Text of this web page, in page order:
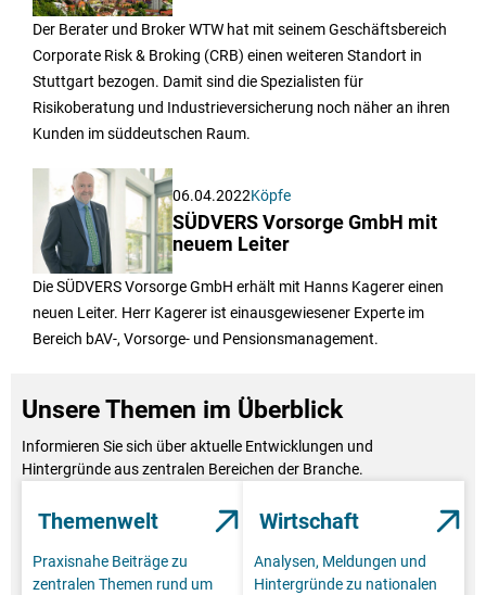
Der Berater und Broker WTW hat mit seinem Geschäftsbereich
Corporate Risk & Broking (CRB) einen weiteren Standort in
Stuttgart bezogen. Damit sind die Spezialisten für
Risikoberatung und Industrieversicherung noch näher an ihren
Kunden im süddeutschen Raum.
06.04.2022Köpfe
SÜDVERS Vorsorge GmbH mit
neuem Leiter
Die SÜDVERS Vorsorge GmbH erhält mit Hanns Kagerer einen
neuen Leiter. Herr Kagerer ist einausgewiesener Experte im
Bereich bAV-, Vorsorge- und Pensionsmanagement.
Unsere Themen im Überblick
Informieren Sie sich über aktuelle Entwicklungen und
Hintergründe aus zentralen Bereichen der Branche.
Themenwelt
Praxisnahe Beiträge zu
zentralen Themen rund um
Wirtschaft
Analysen, Meldungen und
Hintergründe zu nationalen